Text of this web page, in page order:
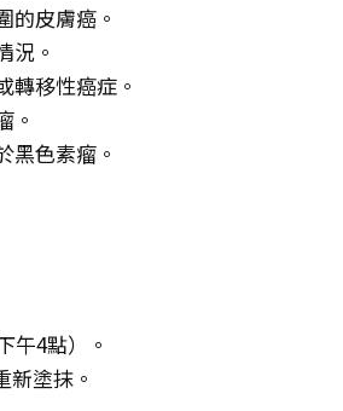
的皮膚癌。
況。
轉移性癌症。
。
黑色素瘤。
午4點）。
新塗抹。